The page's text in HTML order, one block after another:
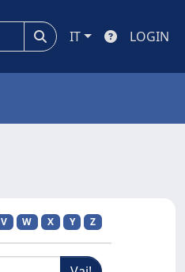
IT LOGIN
V W X Y Z